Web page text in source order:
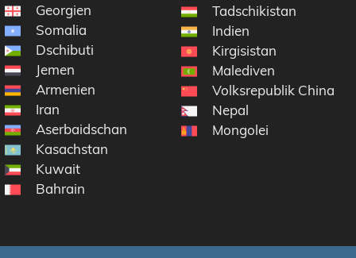
Georgien
Somalia
Dschibuti
Jemen
Armenien
Iran
Aserbaidschan
Kasachstan
Kuwait
Bahrain
Tadschikistan
Indien
Kirgisistan
Malediven
Volksrepublik China
Nepal
Mongolei